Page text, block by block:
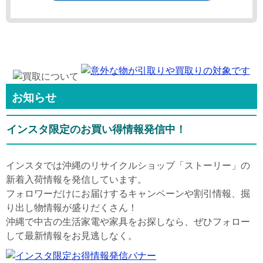
お知らせ
インスタ限定のお買い得情報発信中！
インスタでは沖縄のリサイクルショップ「ストーリー」の
新着入荷情報を発信しています。
フォロワーだけにお届けするキャンペーンや割引情報、掘
り出し物情報が盛りだくさん！
沖縄で中古の生活家電や家具をお探しなら、ぜひフォロー
して最新情報をお見逃しなく。